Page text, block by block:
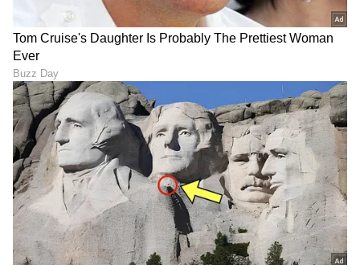
DOWNLOAD APP
RECOMMENDED STORIES